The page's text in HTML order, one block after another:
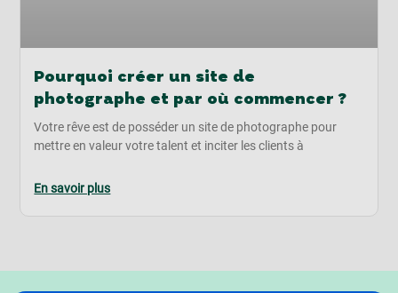
Pourquoi créer un site de
photographe et par où commencer ?
Votre rêve est de posséder un site de photographe pour
mettre en valeur votre talent et inciter les clients à
En savoir plus